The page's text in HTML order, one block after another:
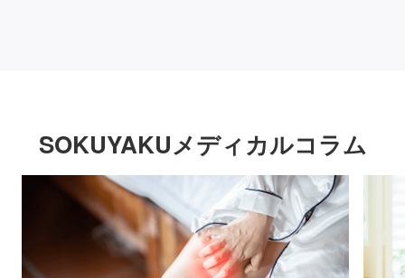
SOKUYAKUメディカルコラム